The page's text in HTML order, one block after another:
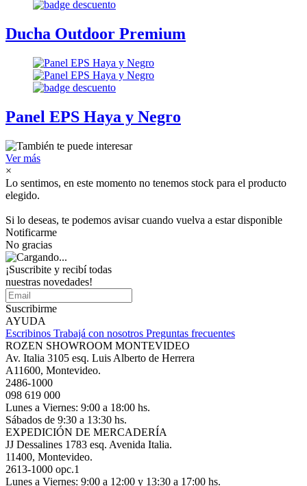
Ducha Outdoor Premium
Panel EPS Haya y Negro
Ver más
×
Lo sentimos, en este momento no tenemos stock para el producto
elegido.
Si lo deseas, te podemos avisar cuando vuelva a estar disponible
Notificarme
No gracias
¡Suscribite y recibí todas
nuestras novedades!
Suscribirme
AYUDA
Escribinos Trabajá con nosotros Preguntas frecuentes
ROZEN SHOWROOM MONTEVIDEO
Av. Italia 3105 esq. Luis Alberto de Herrera
A11600, Montevideo.
2486-1000
098 619 000
Lunes a Viernes: 9:00 a 18:00 hs.
Sábados de 9:30 a 13:30 hs.
EXPEDICIÓN DE MERCADERÍA
JJ Dessalines 1783 esq. Avenida Italia.
11400, Montevideo.
2613-1000 opc.1
Lunes a Viernes: 9:00 a 12:00 y 13:30 a 17:00 hs.